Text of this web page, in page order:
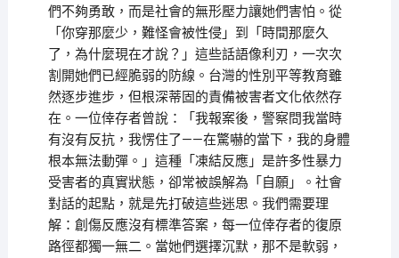
們不夠勇敢，而是社會的無形壓力讓她們害怕。從
「你穿那麼少，難怪會被性侵」到「時間那麼久
了，為什麼現在才說？」這些話語像利刃，一次次
割開她們已經脆弱的防線。台灣的性別平等教育雖
然逐步進步，但根深蒂固的責備被害者文化依然存
在。一位倖存者曾說：「我報案後，警察問我當時
有沒有反抗，我愣住了——在驚嚇的當下，我的身體
根本無法動彈。」這種「凍結反應」是許多性暴力
受害者的真實狀態，卻常被誤解為「自願」。社會
對話的起點，就是先打破這些迷思。我們需要理
解：創傷反應沒有標準答案，每一位倖存者的復原
路徑都獨一無二。當她們選擇沉默，那不是軟弱，